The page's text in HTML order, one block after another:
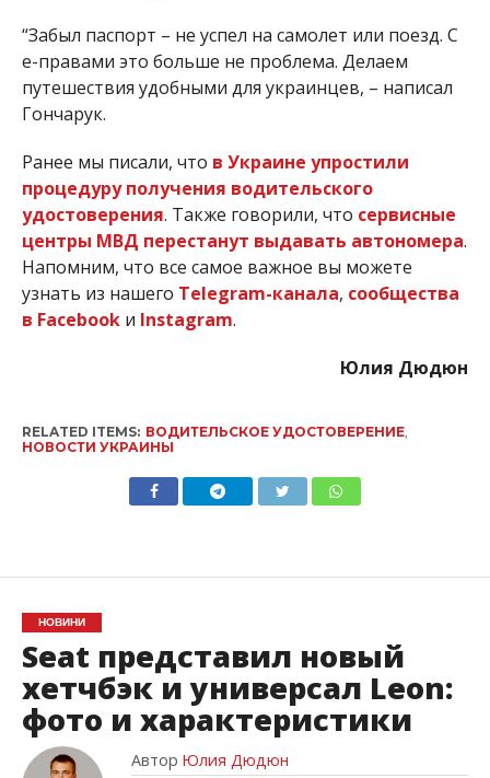
“Забыл паспорт – не успел на самолет или поезд. С
е-правами это больше не проблема. Делаем
путешествия удобными для украинцев, – написал
Гончарук.
Ранее мы писали, что в Украине упростили
процедуру получения водительского
удостоверения. Также говорили, что сервисные
центры МВД перестанут выдавать автономера.
Напомним, что все самое важное вы можете
узнать из нашего Telegram-канала, сообщества
в Facebookи Instagram.
Юлия Дюдюн
RELATED ITEMS: ВОДИТЕЛЬСКОЕ УДОСТОВЕРЕНИЕ,
НОВОСТИ УКРАИНЫ
НОВИНИ
Seat представил новый
хетчбэк и универсал Leon:
фото и характеристики
Автор Юлия Дюдюн